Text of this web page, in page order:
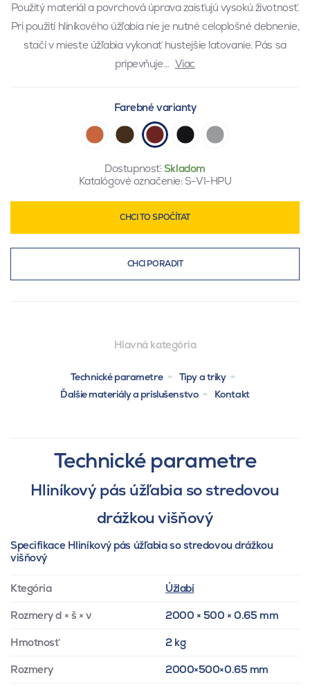
Použitý materiál a povrchová úprava zaisťujú vysokú životnosť.
Pri použití hliníkového úžľabia nie je nutné celoplošné debnenie,
stačí v mieste úžľabia vykonať hustejšie latovanie. Pás sa
pripevňuje… Viac
Farebné varianty
Dostupnosť:Skladom
Katalógové označenie: S-VI-HPU
CHCI TO SPOČÍTAT
CHCI PORADIT
Hlavná kategória
Technické parametre
Tipy a triky
Ďalšie materiály a príslušenstvo
Kontakt
Technické parametre
Hliníkový pás úžľabia so stredovou
drážkou višňový
Specifikace Hliníkový pás úžľabia so stredovou drážkou
višňový
Ktegória Úžlabí
Rozmery d × š × v 2000 × 500 × 0.65 mm
Hmotnosť 2 kg
Rozmery 2000×500×0.65 mm